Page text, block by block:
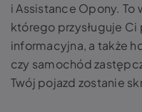
i Assistance Opony.
którego przysługuje
informacyjna, a także
czy samochód
Twój pojazd zostanie